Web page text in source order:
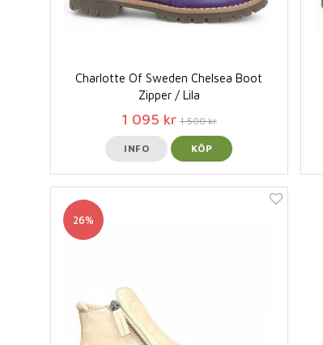
Charlotte Of Sweden Chelsea Boot
Zipper / Lila
1 095 kr 1 500 kr
INFO KÖP
26%